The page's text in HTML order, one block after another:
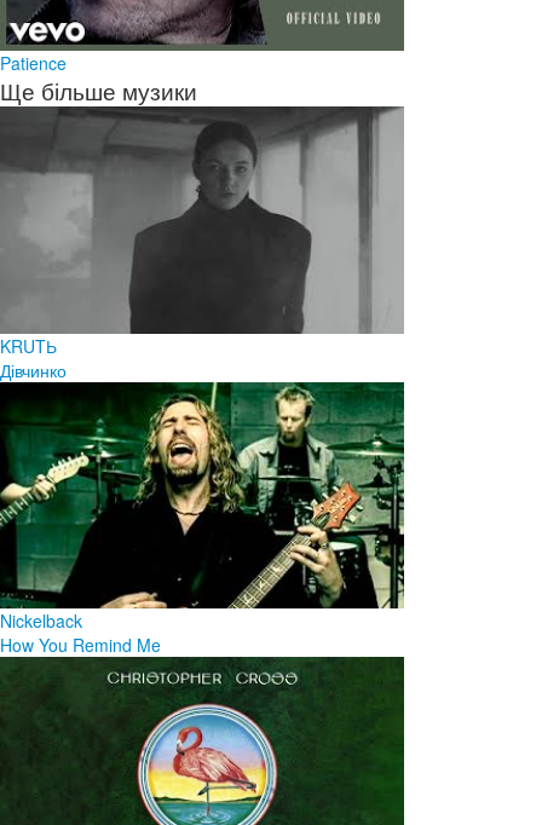
Patience
Ще більше музики
KRUTЬ
Дівчинко
Nickelback
How You Remind Me